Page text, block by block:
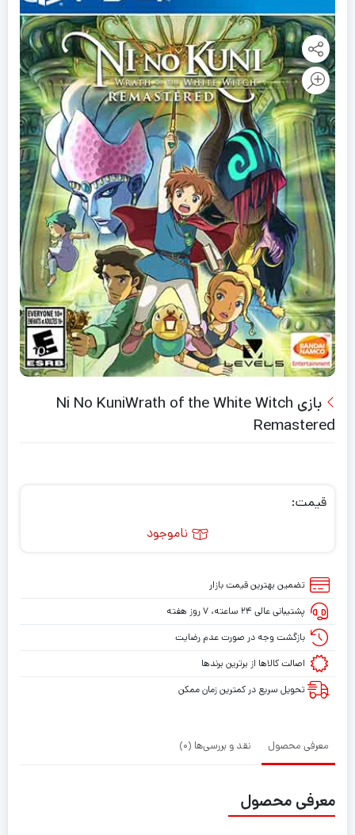
بازی Ni No KuniWrath of the White Witch
Remastered
قیمت:
ناموجود
تضمین بهترین قیمت بازار
پشتیبانی عالی ۲۴ ساعته، ۷ روز هفته
بازگشت وجه در صورت عدم رضایت
اصالت کالاها از برترین برندها
تحویل سریع در کمترین زمان ممکن
معرفی محصول نقد و بررسی‌ها (0)
معرفی محصول